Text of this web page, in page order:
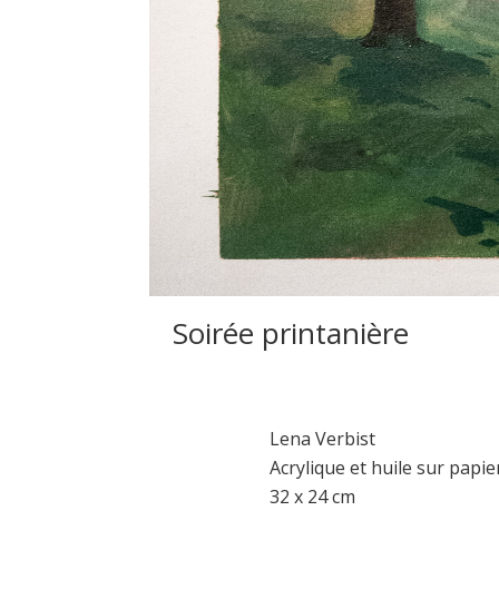
Soirée printanière
Lena Verbist
Acrylique et huile sur
32 x 24 cm